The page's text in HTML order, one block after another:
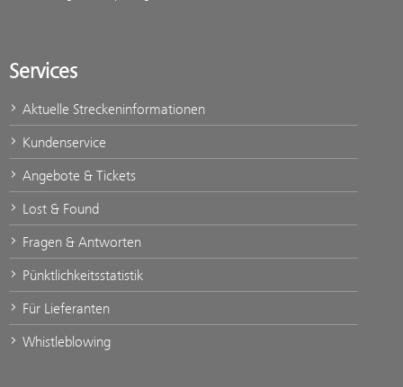
Services
Aktuelle Streckeninformationen
Kundenservice
Angebote & Tickets
Lost & Found
Fragen & Antworten
Pünktlichkeitsstatistik
Für Lieferanten
Whistleblowing